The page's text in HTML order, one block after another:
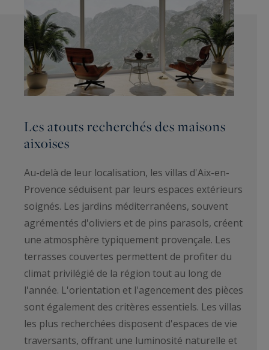
Les atouts recherchés des maisons
aixoises
Au-delà de leur localisation, les villas d'Aix-en-
Provence séduisent par leurs espaces extérieurs
soignés. Les jardins méditerranéens, souvent
agrémentés d'oliviers et de pins parasols, créent
une atmosphère typiquement provençale. Les
terrasses couvertes permettent de profiter du
climat privilégié de la région tout au long de
l'année. L'orientation et l'agencement des pièces
sont également des critères essentiels. Les villas
les plus recherchées disposent d'espaces de vie
traversants, offrant une luminosité naturelle et